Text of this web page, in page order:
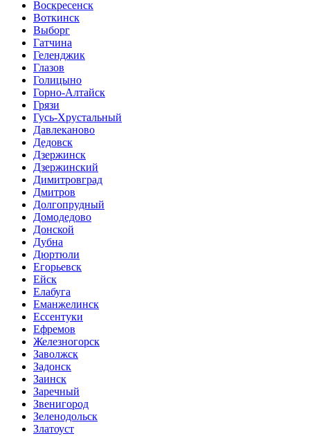
Воскресенск
Воткинск
Выборг
Гатчина
Геленджик
Глазов
Голицыно
Горно-Алтайск
Грязи
Гусь-Хрустальный
Давлеканово
Дедовск
Дзержинск
Дзержинский
Димитровград
Дмитров
Долгопрудный
Домодедово
Донской
Дубна
Дюртюли
Егорьевск
Ейск
Елабуга
Еманжелинск
Ессентуки
Ефремов
Железногорск
Заволжск
Задонск
Заинск
Заречный
Звенигород
Зеленодольск
Златоуст